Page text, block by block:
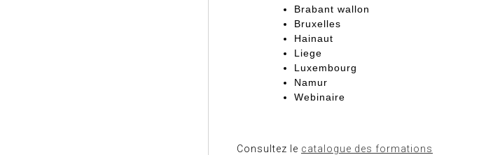
Brabant wallon
Bruxelles
Hainaut
Liege
Luxembourg
Namur
Webinaire
Consultez le catalogue des formations